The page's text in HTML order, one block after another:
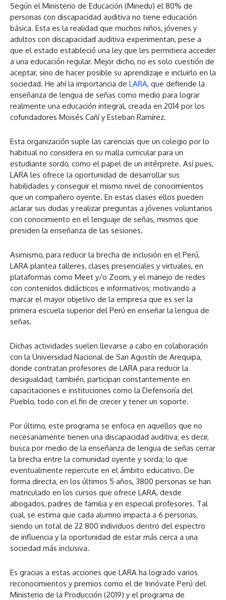
Según el Ministerio de Educación (Minedu) el 80% de
personas con discapacidad auditiva no tiene educación
básica. Esta es la realidad que muchos niños, jóvenes y
adultos con discapacidad auditiva experimentan, pese a
que el estado estableció una ley que les permitiera acceder
a una educación regular. Mejor dicho, no es solo cuestión de
aceptar, sino de hacer posible su aprendizaje e incluirlo en la
sociedad. He ahí la importancia de LARA, que defiende la
enseñanza de lengua de señas como medio para lograr
realmente una educación integral, creada en 2014 por los
cofundadores Moisés Cañí y Esteban Ramírez.
Esta organización suple las carencias que un colegio por lo
habitual no considera en su malla curricular para un
estudiante sordo, como el papel de un intérprete. Así pues,
LARA les ofrece la oportunidad de desarrollar sus
habilidades y conseguir el mismo nivel de conocimientos
que un compañero oyente. En estas clases ellos pueden
aclarar sus dudas y realizar preguntas a jóvenes voluntarios
con conocimiento en el lenguaje de señas, mismos que
presiden la enseñanza de las sesiones.
Asimismo, para reducir la brecha de inclusión en el Perú,
LARA plantea talleres, clases presenciales y virtuales, en
plataformas como Meet y/o Zoom, y el manejo de redes
con contenidos didácticos e informativos; motivando a
marcar el mayor objetivo de la empresa que es ser la
primera escuela superior del Perú en enseñar la lengua de
señas.
Dichas actividades suelen llevarse a cabo en colaboración
con la Universidad Nacional de San Agustín de Arequipa,
donde contratan profesores de LARA para reducir la
desigualdad; también, participan constantemente en
capacitaciones e instituciones como la Defensoría del
Pueblo, todo con el fin de crecer y tener un soporte.
Por último, este programa se enfoca en aquellos que no
necesariamente tienen una discapacidad auditiva; es decir,
busca por medio de la enseñanza de lengua de señas cerrar
la brecha entre la comunidad oyente y sorda; lo que
eventualmente repercute en el ámbito educativo. De
forma directa, en los últimos 5 años, 3800 personas se han
matriculado en los cursos que ofrece LARA, desde
abogados, padres de familia y en especial profesores. Tal
cual, se estima que cada alumno impacta a 6 personas,
siendo un total de 22 800 individuos dentro del espectro
de influencia y la oportunidad de estar más cerca a una
sociedad más inclusiva.
Es gracias a estas acciones que LARA ha logrado varios
reconocimientos y premios como el de Innóvate Perú del
Ministerio de la Producción (2019) y el programa de